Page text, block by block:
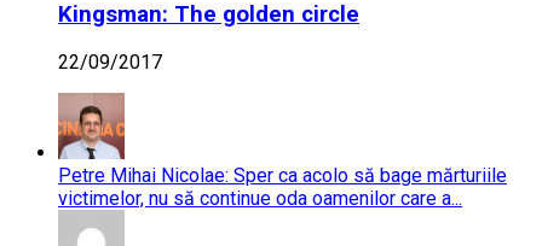
Kingsman: The golden circle
22/09/2017
Petre Mihai Nicolae: Sper ca acolo să bage mărturiile
victimelor, nu să continue oda oamenilor care a...